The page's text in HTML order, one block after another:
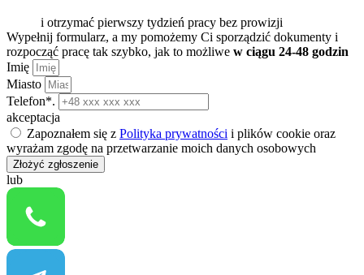
i otrzymać pierwszy tydzień pracy bez prowizji
Wypełnij formularz, a my pomożemy Ci sporządzić dokumenty i
rozpocząć pracę tak szybko, jak to możliwe w ciągu 24-48 godzin
Imię
Miasto
Telefon*.
akceptacja
Zapoznałem się z Polityka prywatności i plików cookie oraz
wyrażam zgodę na przetwarzanie moich danych osobowych
Złożyć zgłoszenie
lub